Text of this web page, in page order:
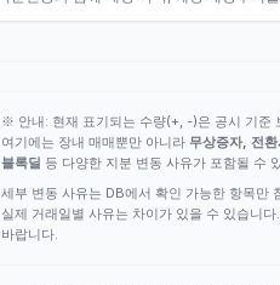
※ 안내: 현재 표기되는 수량(+, -)은 공시 기준
여기에는 장내 매매뿐만 아니라 무상증자, 전
블록딜 등 다양한 지분 변동 사유가 포함될 수
세부 변동 사유는 DB에서 확인 가능한 항목만
실제 거래일별 사유는 차이가 있을 수 있습니다.
바랍니다.